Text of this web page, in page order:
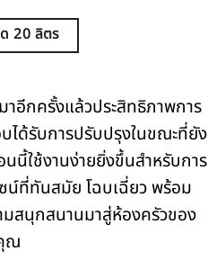
20 ลิตร
อีกครั้งแล้วประสิทธิภาพการ
ได้รับการปรับปรุงในขณะที่ยัง
นี้ใช้งานง่ายยิ่งขึ้นสำหรับการ
น์ที่ทันสมัย ​​โฉบเฉี่ยว พร้อม
สนุกสนานมาสู่ห้องครัวของ
ณ